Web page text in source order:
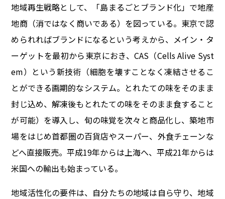
地域再生戦略として、「島まるごとブランド化」で地産
地商（消ではなく商いである）を図っている。東京で認
められればブランドになるという考えから、メイン・タ
ーゲットを最初から東京におき、CAS（Cells Alive Syst
em）という新技術（細胞を壊すことなく凍結させるこ
とができる画期的なシステム。とれたての味をそのまま
封じ込め、解凍後もとれたての味をそのまま食すること
が可能）を導入し、旬の味覚を次々と商品化し、築地市
場をはじめ首都圏の百貨店やスーパー、外食チェーンな
どへ直接販売。平成19年からは上海へ、平成21年からは
米国への輸出も始まっている。
地域活性化の要件は、自分たちの地域は自ら守り、地域